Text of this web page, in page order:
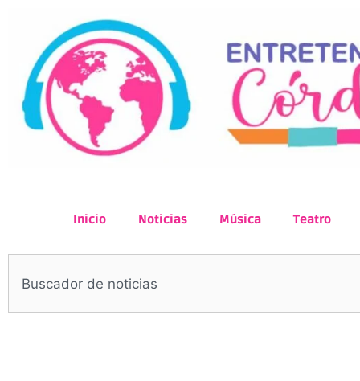
Inicio Noticias Música Teatro